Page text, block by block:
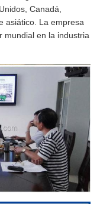
Canadá,
asiático. La empresa
mundial en la industria